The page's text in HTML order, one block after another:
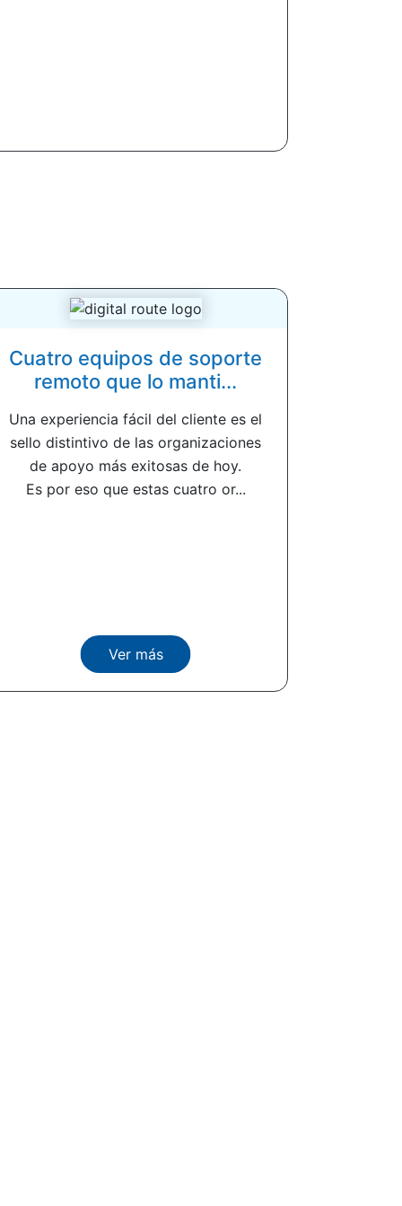
Cuatro equipos de soporte
remoto que lo manti...
Una experiencia fácil del cliente es el
sello distintivo de las organizaciones
de apoyo más exitosas de hoy.
Es por eso que estas cuatro or...
Ver más